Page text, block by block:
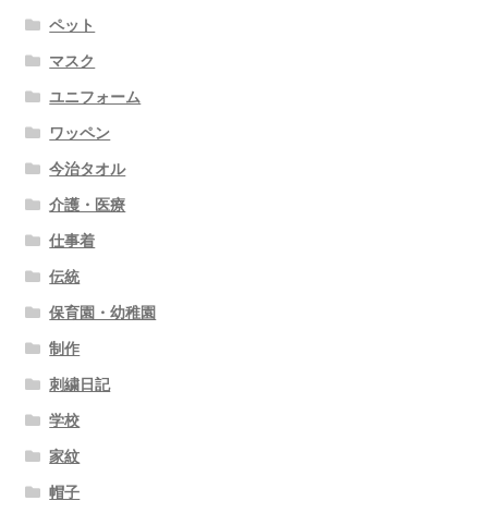
ペット
マスク
ユニフォーム
ワッペン
今治タオル
介護・医療
仕事着
伝統
保育園・幼稚園
制作
刺繍日記
学校
家紋
帽子